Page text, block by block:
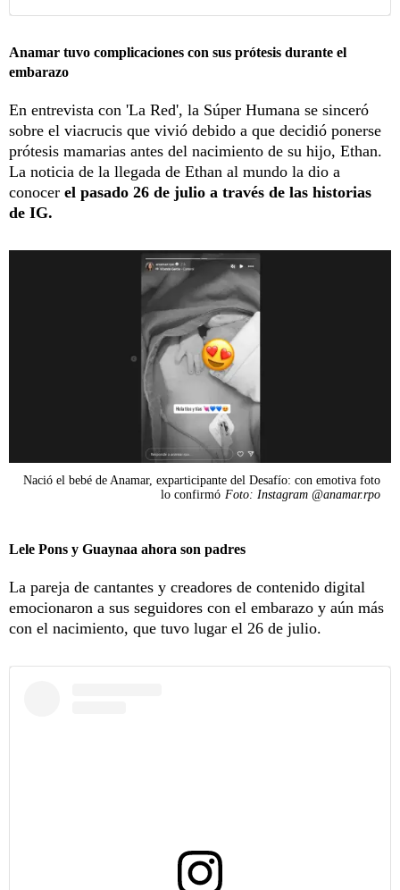
Anamar tuvo complicaciones con sus prótesis durante el
embarazo
En entrevista con 'La Red', la Súper Humana se sinceró
sobre el viacrucis que vivió debido a que decidió ponerse
prótesis mamarias antes del nacimiento de su hijo, Ethan.
La noticia de la llegada de Ethan al mundo la dio a
conocer el pasado 26 de julio a través de las historias
de IG.
Nació el bebé de Anamar, exparticipante del Desafío: con emotiva foto
lo confirmó Foto: Instagram @anamar.rpo
Lele Pons y Guaynaa ahora son padres
La pareja de cantantes y creadores de contenido digital
emocionaron a sus seguidores con el embarazo y aún más
con el nacimiento, que tuvo lugar el 26 de julio.